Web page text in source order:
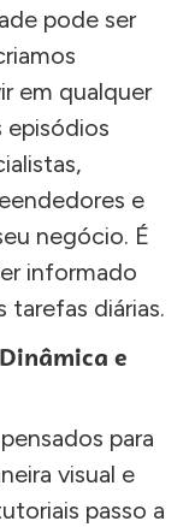
pode ser
em qualquer
episódios
e
negócio. É
informado
tarefas diárias.
e
para
visual e
passo a